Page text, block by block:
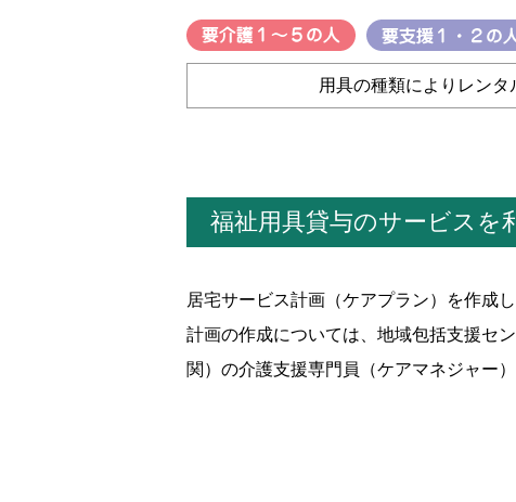
用具の種類によりレン
福祉用具貸与のサービスを
居宅サービス計画（ケアプラン）を作成
計画の作成については、地域包括支援セ
関）の介護支援専門員（ケアマネジャー